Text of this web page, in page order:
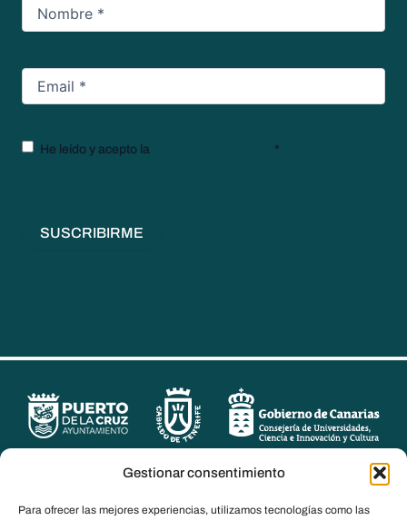
Gestionar consentimiento
Para ofrecer las mejores experiencias, utilizamos tecnologías como las
TextoHe leído y acepto la *
SUSCRIBIRME